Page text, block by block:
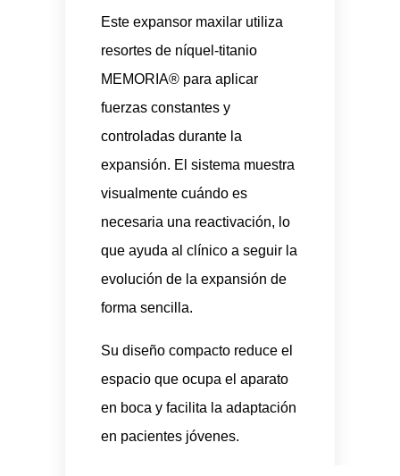
Este expansor maxilar utiliza
resortes de níquel-titanio
MEMORIA® para aplicar
fuerzas constantes y
controladas durante la
expansión. El sistema muestra
visualmente cuándo es
necesaria una reactivación, lo
que ayuda al clínico a seguir la
evolución de la expansión de
forma sencilla.
Su diseño compacto reduce el
espacio que ocupa el aparato
en boca y facilita la adaptación
en pacientes jóvenes.